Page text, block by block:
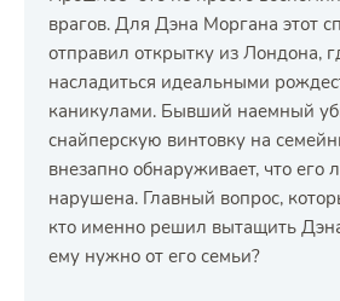
врагов. Для Дэна Моргана этот
отправил открытку из Лондона,
насладиться идеальными
каникулами. Бывший наемный
снайперскую винтовку на
внезапно обнаруживает, что его
нарушена. Главный вопрос,
кто именно решил вытащить
ему нужно от его семьи?